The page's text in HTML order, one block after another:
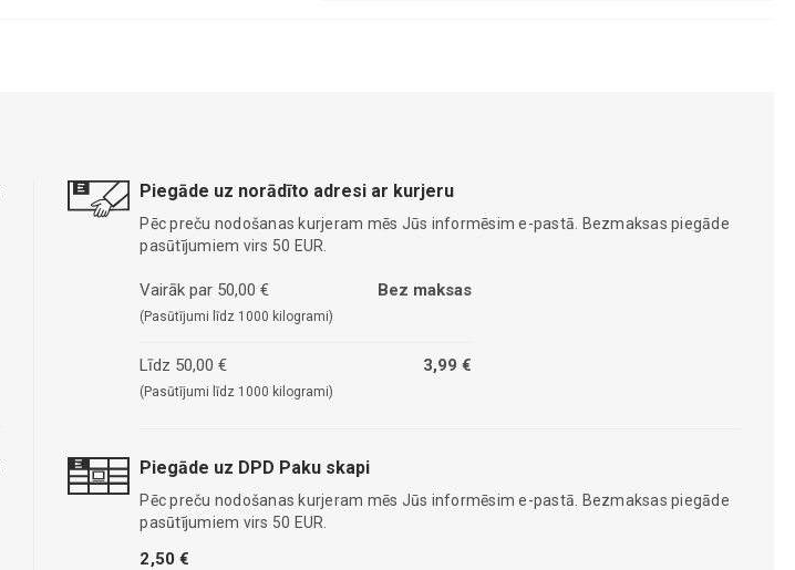
Piegāde uz norādīto adresi ar kurjeru
Pēc preču nodošanas kurjeram mēs Jūs informēsim e-pastā. Bezmaksas piegāde
pasūtījumiem virs 50 EUR.
Vairāk par 50,00 €
(Pasūtījumi līdz 1000 kilogrami)
Bez maksas
Līdz 50,00 €
(Pasūtījumi līdz 1000 kilogrami)
3,99 €
Piegāde uz DPD Paku skapi
Pēc preču nodošanas kurjeram mēs Jūs informēsim e-pastā. Bezmaksas piegāde
pasūtījumiem virs 50 EUR.
2,50 €